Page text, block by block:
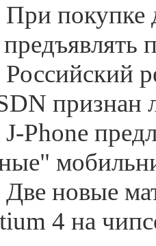
При покупке
Российский
признан
J-Phone
Две новые
4 на